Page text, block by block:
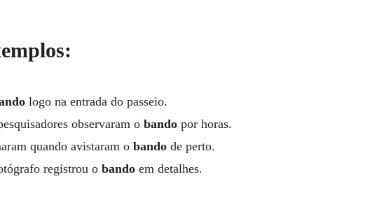
logo na entrada do passeio.
observaram o bando por horas.
quando avistaram o bando de perto.
registrou o bando em detalhes.